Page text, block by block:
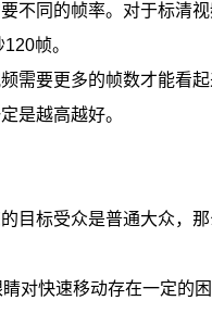
不同的帧率。对于标清
帧。
需要更多的帧数才能看起
是越高越好。
目标受众是普通大众，
对快速移动存在一定的